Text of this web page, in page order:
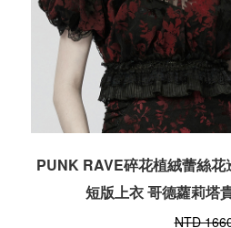
PUNK RAVE碎花植絨蕾絲
短版上衣 哥德蘿莉塔
NTD